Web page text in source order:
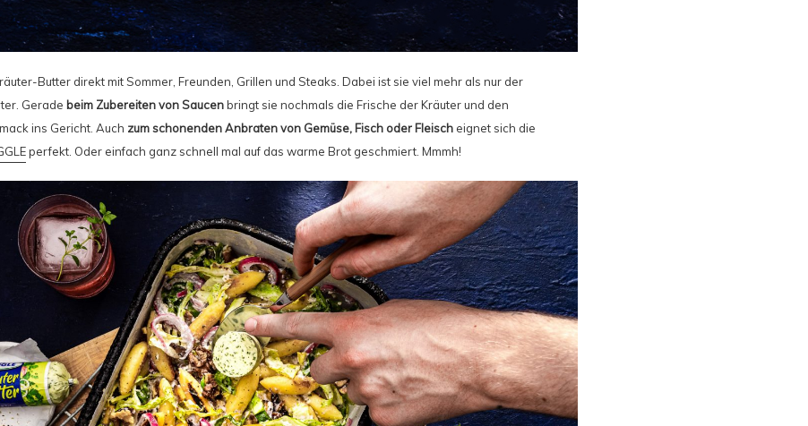
Butter direkt mit Sommer, Freunden, Grillen und Steaks. Dabei ist sie viel mehr als nur der
Gerade beim Zubereiten von Saucenbringt sie nochmals die Frische der Kräuter und den
ins Gericht. Auch zum schonenden Anbraten von Gemüse, Fisch oder Fleisch eignet sich die
perfekt. Oder einfach ganz schnell mal auf das warme Brot geschmiert. Mmmh!